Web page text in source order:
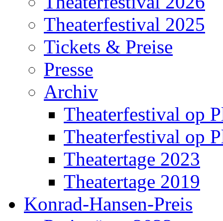
Theaterfestival 2025
Tickets & Preise
Presse
Archiv
Theaterfestival op
Theaterfestival op
Theatertage 2023
Theatertage 2019
Konrad-Hansen-Preis